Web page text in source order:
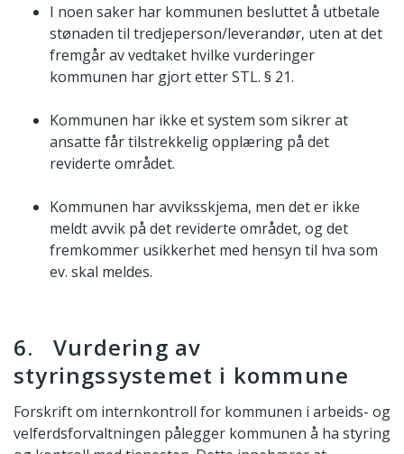
I noen saker har kommunen besluttet å utbetale
stønaden til tredjeperson/leverandør, uten at det
fremgår av vedtaket hvilke vurderinger
kommunen har gjort etter STL. § 21.
Kommunen har ikke et system som sikrer at
ansatte får tilstrekkelig opplæring på det
reviderte området.
Kommunen har avviksskjema, men det er ikke
meldt avvik på det reviderte området, og det
fremkommer usikkerhet med hensyn til hva som
ev. skal meldes.
6. Vurdering av
styringssystemet i kommune
Forskrift om internkontroll for kommunen i arbeids- og
velferdsforvaltningen pålegger kommunen å ha styring